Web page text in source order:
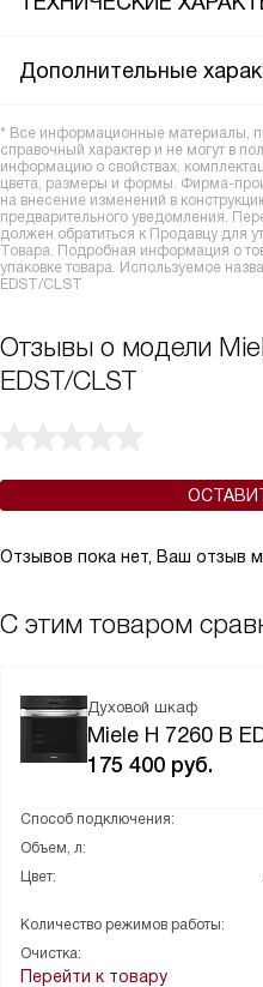
Дополнительные
* Все информационные материалы,
справочный характер и не могут в
информацию о свойствах,
цвета, размеры и формы. Фирма-
на внесение изменений в
предварительного уведомления.
должен обратиться к Продавцу для
Товара. Подробная информация о
упаковке товара. Используемое
EDST/CLST
Отзывы о модели
EDST/CLST
Отзывов пока нет, Ваш отзыв
С этим товаром
Духовой шкаф
Miele H 7260 B
175 400 руб.
Способ подключения:
Объем, л:
Цвет:
Количество режимов работы:
Очистка:
Перейти к товару